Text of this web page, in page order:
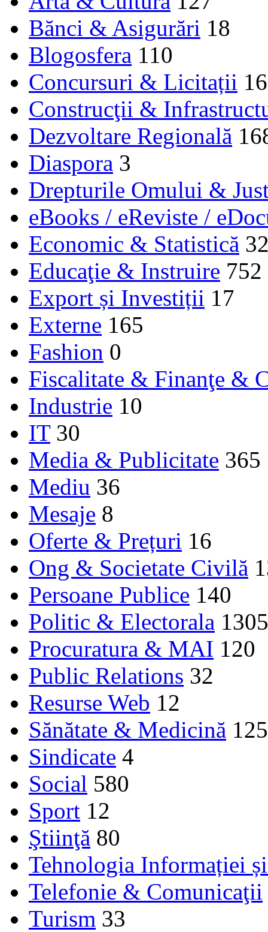
Bănci & Asigurări 18
Blogosfera 110
Concursuri & Licitații 16
Construcţii &
Dezvoltare Regională
Diaspora 3
Drepturile Omului &
eBooks / eReviste /
Economic & Statistică
Educaţie & Instruire 752
Export și Investiții 17
Externe 165
Fashion 0
Fiscalitate & Finanţe &
Industrie 10
IT 30
Media & Publicitate 365
Mediu 36
Mesaje 8
Oferte & Prețuri 16
Ong & Societate Civilă
Persoane Publice 140
Politic & Electorala 1305
Procuratura & MAI 120
Public Relations 32
Resurse Web 12
Sănătate & Medicină 125
Sindicate 4
Social 580
Sport 12
Ştiinţă 80
Tehnologia Informației
Telefonie & Comunicaţii
Turism 33